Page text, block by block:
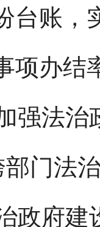
台账，
项办结
强法治
部门法
政府建